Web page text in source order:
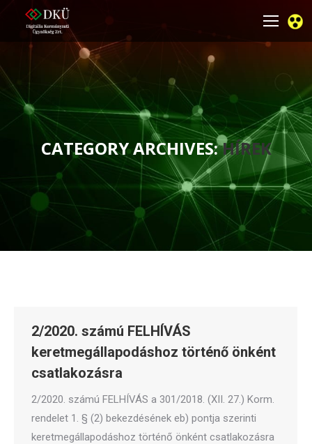
CATEGORY ARCHIVES:HÍREK
You are here:
2/2020. számú FELHÍVÁS
keretmegállapodáshoz történő önként
csatlakozásra
2/2020. számú FELHÍVÁS a 301/2018. (XII. 27.) Korm.
rendelet 1. § (2) bekezdésének eb) pontja szerinti
keretmegállapodáshoz történő önként csatlakozásra